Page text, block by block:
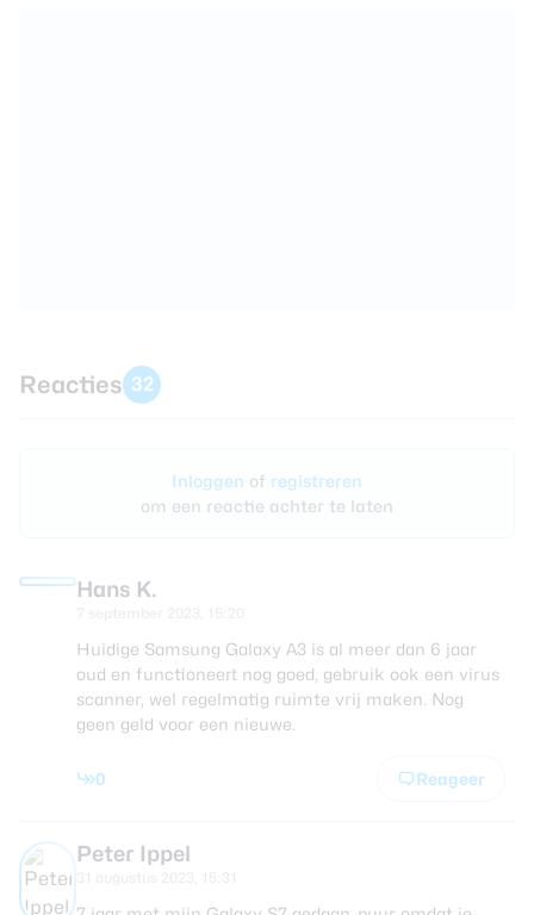
Reacties 32
Inloggen of registreren
om een reactie achter te laten
Hans K.
Huidige Samsung Galaxy A3 is al meer dan 6 jaar
oud en functioneert nog goed, gebruik ook een virus
scanner, wel regelmatig ruimte vrij maken. Nog
geen geld voor een nieuwe.
0 Reageer
Peter Ippel